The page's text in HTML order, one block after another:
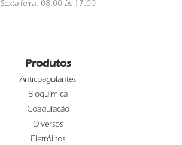
Sexta-feira: 08:00 às 17:00
Produtos
Anticoagulantes
Bioquímica
Coagulação
Diversos
Eletrólitos